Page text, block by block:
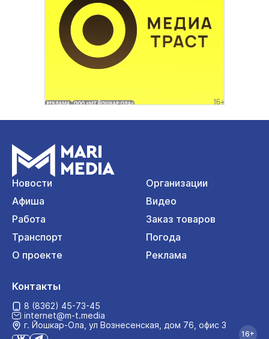
Новости
Организации
Афиша
Видео
Работа
Заказ товаров
Транспорт
Погода
О проекте
Реклама
Контакты
8 (8362) 45-73-45
internet@m-t.media
г. Йошкар‑Ола, ул Вознесенская, дом 76, офис 3
16+